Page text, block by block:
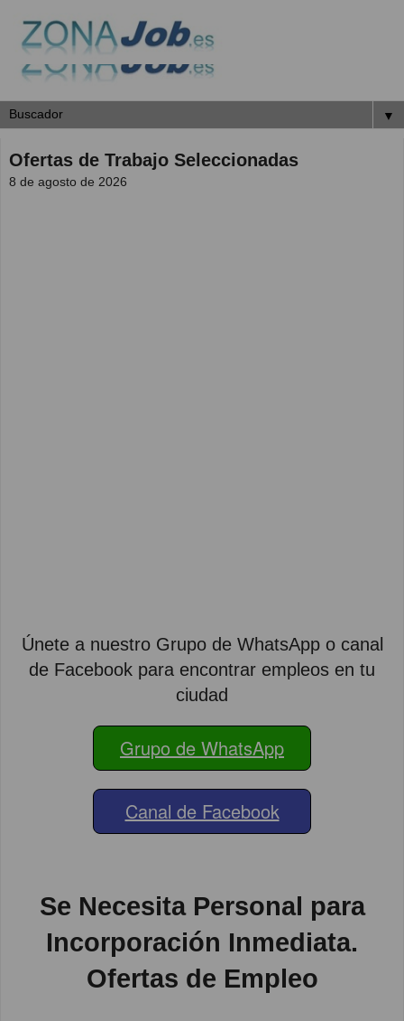
▼
Ofertas de Trabajo Seleccionadas
8 de agosto de 2026
Únete a nuestro Grupo de WhatsApp o canal
de Facebook para encontrar empleos en tu
ciudad
Grupo de WhatsApp
Canal de Facebook
Se Necesita Personal para
Incorporación Inmediata.
Ofertas de Empleo